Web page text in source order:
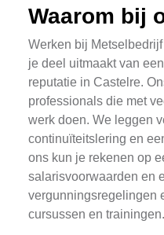
Waarom bij
Werken bij
je deel uitmaakt van
reputatie in Castelre.
professionals die met
werk doen. We leggen
continuïteitslering en
ons kun je rekenen op
salarisvoorwaarden en
vergunningsregelingen
cursussen en trainingen.